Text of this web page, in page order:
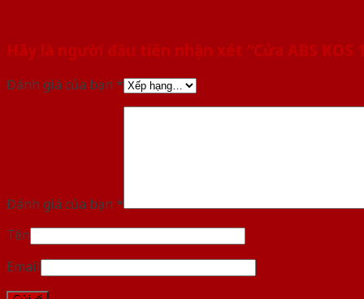
Hãy là người đầu tiên nhận xét “Cửa ABS KOS
Đánh giá của bạn *
Đánh giá của bạn *
Tên
Email